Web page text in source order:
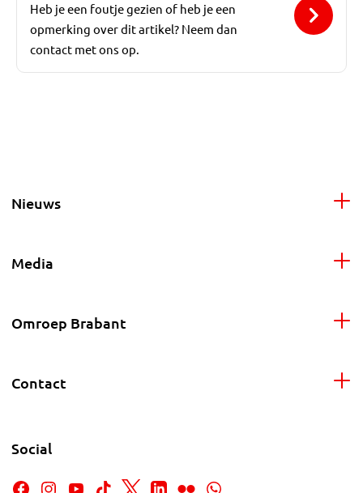
Heb je een foutje gezien of heb je een
opmerking over dit artikel? Neem dan
contact met ons op.
Nieuws
Media
Omroep Brabant
Contact
Social